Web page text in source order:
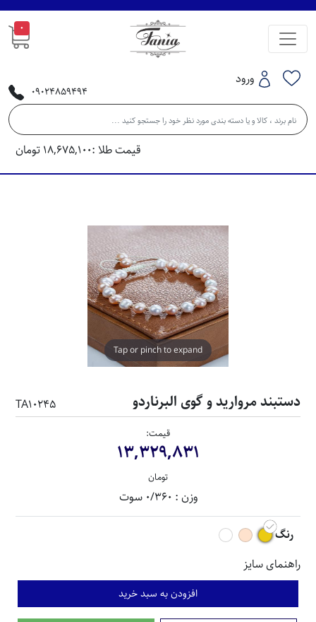
ورود
09024859494
قیمت طلا :18,675,100تومان
Tap or pinch to expand
دستبند مروارید و گوی البرناردو TA10245
قیمت:
13,329,831
تومان
وزن : 0/360 سوت
رنگ
راهنمای سایز
افزودن به سبد خرید